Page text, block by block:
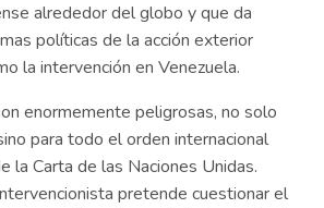
alrededor del globo y que da
políticas de la acción exterior
la intervención en Venezuela.
enormemente peligrosas, no solo
para todo el orden internacional
la Carta de las Naciones Unidas.
pretende cuestionar el